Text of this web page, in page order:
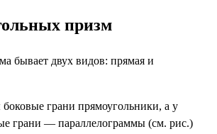
призм
бывает двух видов: прямая и
грани прямоугольники, а у
грани — параллелограммы (см. рис.)